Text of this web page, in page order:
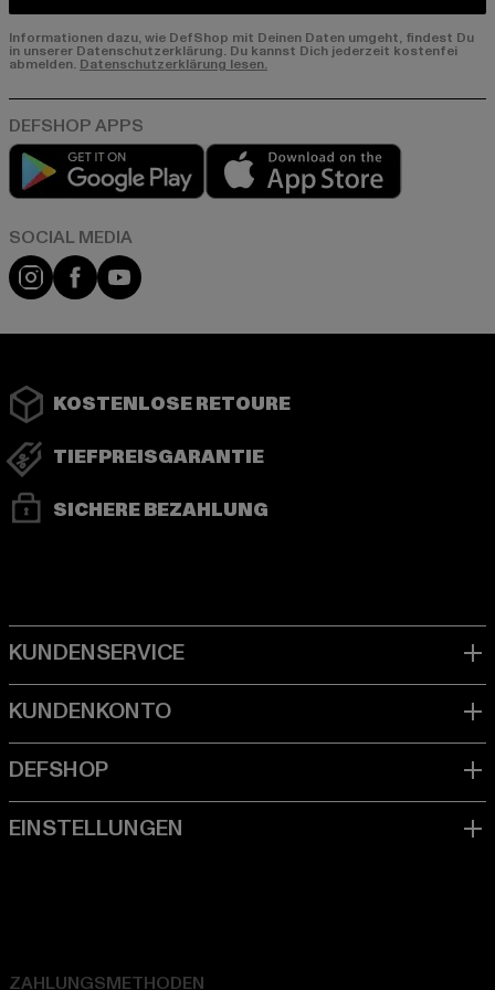
Informationen dazu, wie DefShop mit Deinen Daten umgeht, findest Du
in unserer Datenschutzerklärung. Du kannst Dich jederzeit kostenfei
abmelden. Datenschutzerklärung lesen.
Play market
Instagram
FacebookYouTube
KOSTENLOSE RETOURE
TIEFPREISGARANTIE
SICHERE BEZAHLUNG
ZAHLUNGSMETHODEN